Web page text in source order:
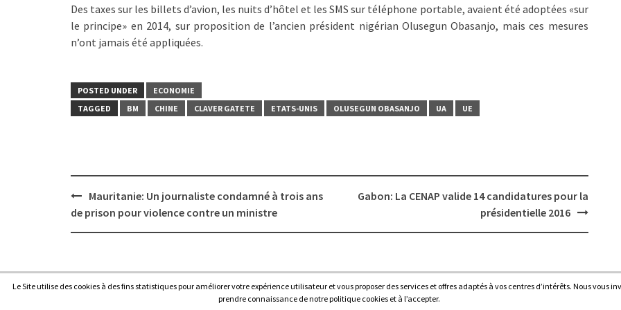
Des taxes sur les billets d’avion, les nuits d’hôtel et les SMS sur téléphone portable, avaient été adoptées «sur
le principe» en 2014, sur proposition de l’ancien président nigérian Olusegun Obasanjo, mais ces mesures
n’ont jamais été appliquées.
POSTED UNDER
ECONOMIE
TAGGED
BM CHINE CLAVER GATETE ETATS-UNIS OLUSEGUN OBASANJO UA UE
Post
navigation
Mauritanie: Un journaliste condamné à trois ans
de prison pour violence contre un ministre
Gabon: La CENAP valide 14 candidatures pour la
présidentielle 2016
Afrique7, l’info du continent en continu.
Le Site utilise des cookies à des fins statistiques pour améliorer votre expérience utilisateur et vous proposer des services et offres adaptés à vos centres d’intérêts. Nous vous
prendre connaissance de notre politique cookies et à l’accepter.